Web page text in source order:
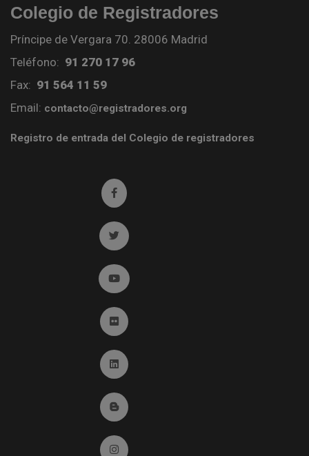
Colegio de Registradores
Príncipe de Vergara 70. 28006 Madrid
Teléfono: 91 270 17 96
Fax: 91 564 11 59
Email: contacto@registradores.org
Registro de entrada del Colegio de registradores
Ir a facebook (abre en ventana nueva)
Ir a twitter (abre en ventana nueva)
Ir a YouTube (abre en ventana nueva)
Ir a Flickr (abre en ventana nueva)
Ir a Linkedin (abre en ventana nueva)
Ir al Blog (abre en ventana nueva)
Ir a Instagram (abre en ventana nueva)